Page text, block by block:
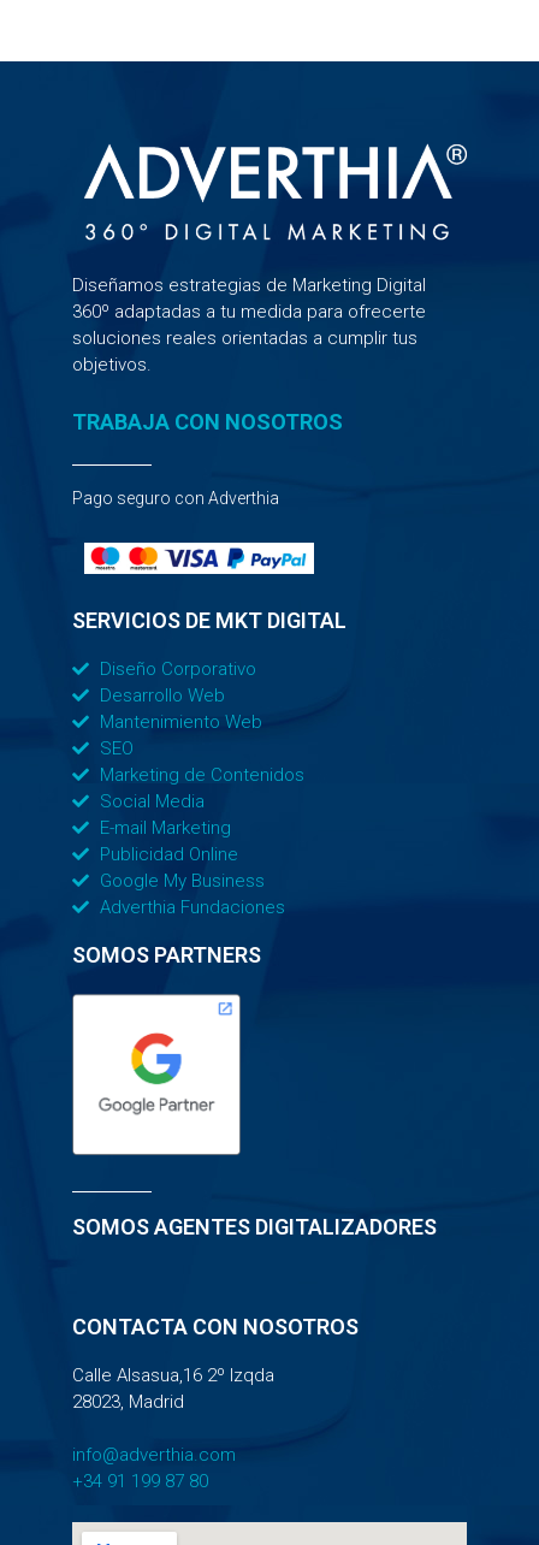
Diseñamos estrategias de Marketing Digital
360º adaptadas a tu medida para ofrecerte
soluciones reales orientadas a cumplir tus
objetivos.
TRABAJA CON NOSOTROS
Pago seguro con Adverthia
SERVICIOS DE MKT DIGITAL
Diseño Corporativo
Desarrollo Web
Mantenimiento Web
SEO
Marketing de Contenidos
Social Media
E-mail Marketing
Publicidad Online
Google My Business
Adverthia Fundaciones
SOMOS PARTNERS
SOMOS AGENTES DIGITALIZADORES
CONTACTA CON NOSOTROS
Calle Alsasua,16 2º Izqda
28023, Madrid
info@adverthia.com
+34 91 199 87 80